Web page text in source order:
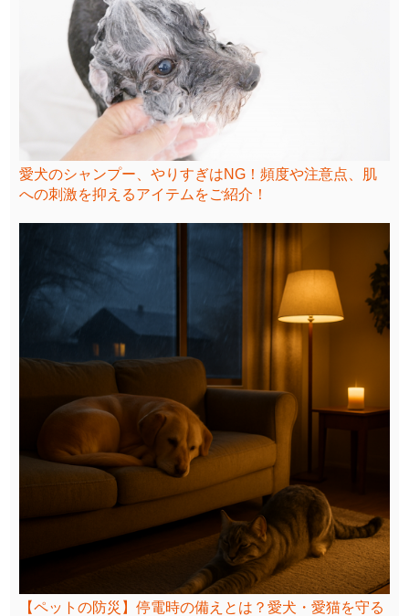
愛犬のシャンプー、やりすぎはNG！頻度や注意点、肌
への刺激を抑えるアイテムをご紹介！
【ペットの防災】停電時の備えとは？愛犬・愛猫を守る